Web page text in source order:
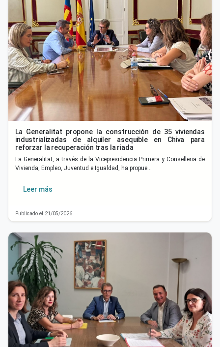
La Generalitat propone la construcción de 35 viviendas
industrializadas de alquiler asequible en Chiva para
reforzar la recuperación tras la riada
La Generalitat, a través de la Vicepresidencia Primera y Conselleria de
Vivienda, Empleo, Juventud e Igualdad, ha propue…
Leer más
Publicado el 21/05/2026